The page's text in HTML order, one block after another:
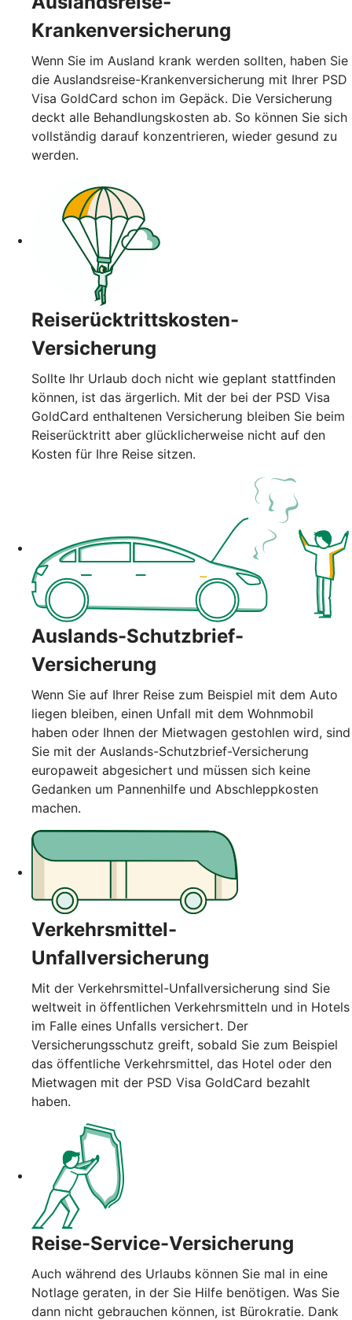
Krankenversicherung
Wenn Sie im Ausland krank werden sollten, haben Sie
die Auslandsreise-Krankenversicherung mit Ihrer PSD
Visa GoldCard schon im Gepäck. Die Versicherung
deckt alle Behandlungskosten ab. So können Sie sich
vollständig darauf konzentrieren, wieder gesund zu
werden.
Reiserücktrittskosten-
Versicherung
Sollte Ihr Urlaub doch nicht wie geplant stattfinden
können, ist das ärgerlich. Mit der bei der PSD Visa
GoldCard enthaltenen Versicherung bleiben Sie beim
Reiserücktritt aber glücklicherweise nicht auf den
Kosten für Ihre Reise sitzen.
Auslands-Schutzbrief-
Versicherung
Wenn Sie auf Ihrer Reise zum Beispiel mit dem Auto
liegen bleiben, einen Unfall mit dem Wohnmobil
haben oder Ihnen der Mietwagen gestohlen wird, sind
Sie mit der Auslands-Schutzbrief-Versicherung
europaweit abgesichert und müssen sich keine
Gedanken um Pannenhilfe und Abschleppkosten
machen.
Verkehrsmittel-
Unfallversicherung
Mit der Verkehrsmittel-Unfallversicherung sind Sie
weltweit in öffentlichen Verkehrsmitteln und in Hotels
im Falle eines Unfalls versichert. Der
Versicherungsschutz greift, sobald Sie zum Beispiel
das öffentliche Verkehrsmittel, das Hotel oder den
Mietwagen mit der PSD Visa GoldCard bezahlt
haben.
Reise-Service-Versicherung
Auch während des Urlaubs können Sie mal in eine
Notlage geraten, in der Sie Hilfe benötigen. Was Sie
dann nicht gebrauchen können, ist Bürokratie. Dank